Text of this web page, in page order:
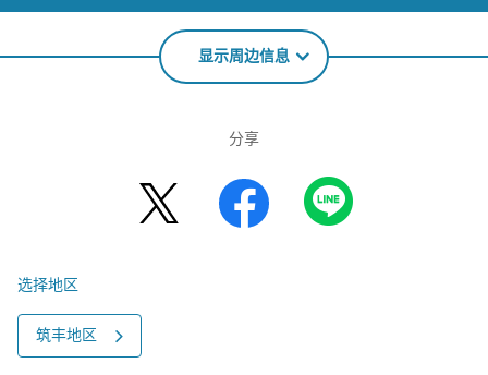
显示周边信息
分享
选择地区
筑丰地区